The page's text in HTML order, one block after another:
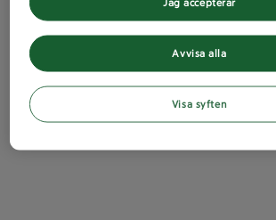
Avvisa alla
Jag accepterar
Visa syften